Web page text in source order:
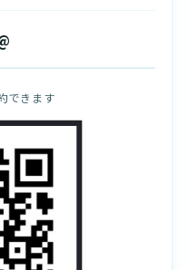
できます